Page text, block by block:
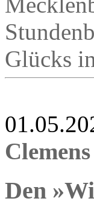
Glücks
Den